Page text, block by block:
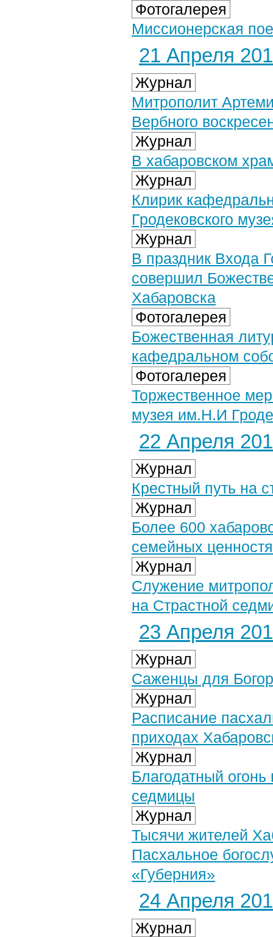
Фотогалерея
Миссионерская
21 Апреля
Журнал
Митрополит
Вербного
Журнал
В хабаровском
Журнал
Клирик
Гродековского
Журнал
В праздник Входа
совершил
Хабаровска
Фотогалерея
Божественная
кафедральном
Фотогалерея
Торжественное
музея им.Н.И
22 Апреля
Журнал
Крестный путь на
Журнал
Более 600
семейных
Журнал
Служение
на Страстной
23 Апреля
Журнал
Саженцы для
Журнал
Расписание
приходах
Журнал
Благодатный
седмицы
Журнал
Тысячи жителей
Пасхальное
«Губерния»
24 Апреля
Журнал